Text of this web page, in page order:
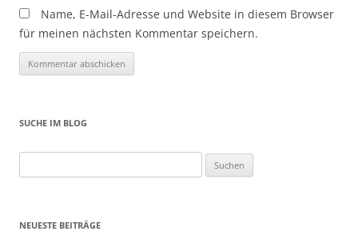
Name, E-Mail-Adresse und Website in diesem Browser
für meinen nächsten Kommentar speichern.
SUCHE IM BLOG
nach:
NEUESTE BEITRÄGE